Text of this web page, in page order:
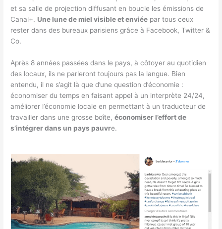
et sa salle de projection diffusant en boucle les émissions de
Canal+. Une lune de miel visible et enviée par tous ceux
rester dans des bureaux parisiens grâce à Facebook, Twitter &
Co.
Après 8 années passées dans le pays, à côtoyer au quotidien
des locaux, ils ne parleront toujours pas la langue. Bien
entendu, il ne s’agit là que d’une question d’économie :
économiser du temps en faisant appel à un interprète 24/24,
améliorer l’économie locale en permettant à un traducteur de
travailler dans une grosse boîte,économiser l’effort de
s’intégrer dans un pays pauvre.